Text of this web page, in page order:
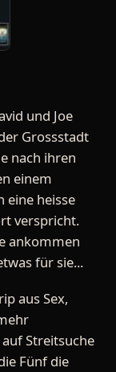
und Joe
Grossstadt
nach ihren
einem
eine heisse
verspricht.
ankommen
für sie...
aus Sex,
Streitsuche
Fünf die